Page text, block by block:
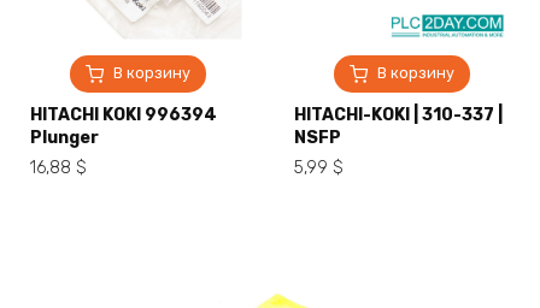
В корзину
HITACHI KOKI 996394
Plunger
16,88 $
В корзину
HITACHI-KOKI | 310-337 |
NSFP
5,99 $